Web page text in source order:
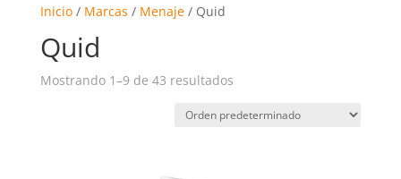
Inicio/ Marcas / Menaje/ Quid
Quid
Mostrando 1–9 de 43 resultados